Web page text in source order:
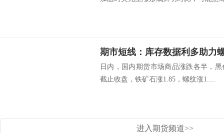
日内，国内期货市场商品涨跌各半，
截止收盘，铁矿石涨1.85，螺纹涨1....
进入期货频道>>